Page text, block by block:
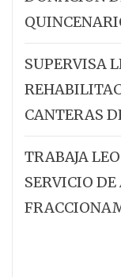
SUPERVISA
CANTERAS
TRABAJA
SERVICIO